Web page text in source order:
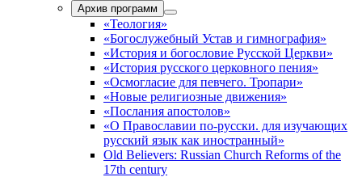
Архив программ
«Теология»
«Богослужебный Устав и гимнография»
«История и богословие Русской Церкви»
«История русского церковного пения»
«Осмогласие для певчего. Тропари»
«Новые религиозные движения»
«Послания апостолов»
«О Православии по-русски. для изучающих
русский язык как иностранный»
Old Believers: Russian Church Reforms of the
17th century